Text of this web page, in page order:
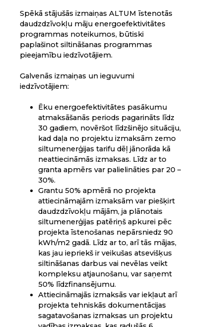
Spēkā stājušās izmaiņas ALTUM īstenotās
daudzdzīvokļu māju energoefektivitātes
programmas noteikumos, būtiski
paplašinot siltināšanas programmas
pieejamību iedzīvotājiem.
Galvenās izmaiņas un ieguvumi
iedzīvotājiem:
Ēku energoefektivitātes pasākumu
atmaksāšanās periods pagarināts līdz
30 gadiem, novēršot līdzšinējo situāciju,
kad daļa no projektu izmaksām zemo
siltumenerģijas tarifu dēļ jānorāda kā
neattiecināmās izmaksas. Līdz ar to
granta apmērs var palielināties par 20 –
30%.
Grantu 50% apmērā no projekta
attiecināmajām izmaksām var piešķirt
daudzdzīvokļu mājām, ja plānotais
siltumenerģijas patēriņš apkurei pēc
projekta īstenošanas nepārsniedz 90
kWh/m2 gadā. Līdz ar to, arī tās mājas,
kas jau iepriekš ir veikušas atsevišķus
siltināšanas darbus vai nevēlas veikt
kompleksu atjaunošanu, var saņemt
50% līdzfinansējumu.
Attiecināmajās izmaksās var iekļaut arī
projekta tehniskās dokumentācijas
sagatavošanas izmaksas un projektu